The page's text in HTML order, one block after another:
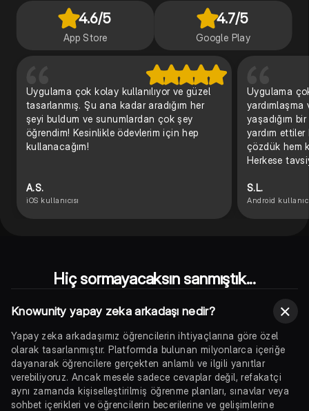
4.6/5
App Store
4.7/5
Google Play
Uygulama çok kolay kullanılıyor ve güzel
tasarlanmış. Şu ana kadar aradığım her
şeyi buldum ve sunumlardan çok şey
öğrendim! Kesinlikle ödevlerim için hep
kullanacağım!
A.S.
iOS kullanıcısı
Uygulama
yardımlaşma
yaşadığım
yardım ettiler
çözdük hem
Herkese
S.L.
Android
Hiç sormayacaksın sanmıştık...
Knowunity yapay zeka arkadaşı nedir?
Yapay zeka arkadaşımız öğrencilerin ihtiyaçlarına göre özel
olarak tasarlanmıştır. Platformda bulunan milyonlarca içeriğe
dayanarak öğrencilere gerçekten anlamlı ve ilgili yanıtlar
verebiliyoruz. Ancak mesele sadece cevaplar değil, refakatçi
aynı zamanda kişiselleştirilmiş öğrenme planları, sınavlar veya
sohbet içerikleri ve öğrencilerin becerilerine ve gelişimlerine